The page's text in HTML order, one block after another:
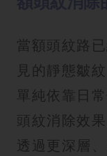
當額頭紋路
見的靜態皺
單純依靠日
頭紋消除效
透過更深層